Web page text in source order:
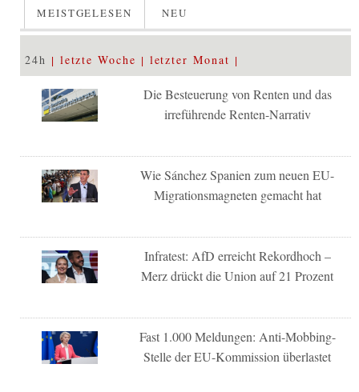
MEISTGELESEN NEU
24h letzte Woche letzter Monat
Die Besteuerung von Renten und das
irreführende Renten-Narrativ
Wie Sánchez Spanien zum neuen EU-
Migrationsmagneten gemacht hat
Infratest: AfD erreicht Rekordhoch –
Merz drückt die Union auf 21 Prozent
Fast 1.000 Meldungen: Anti-Mobbing-
Stelle der EU-Kommission überlastet